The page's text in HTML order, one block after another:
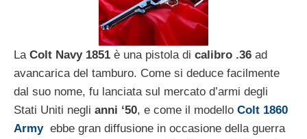
La Colt Navy 1851 è una pistola di calibro .36 ad
avancarica del tamburo. Come si deduce facilmente
dal suo nome, fu lanciata sul mercato d’armi degli
Stati Uniti negli anni ‘50, e come il modello Colt 1860
Army ebbe gran diffusione in occasione della guerra